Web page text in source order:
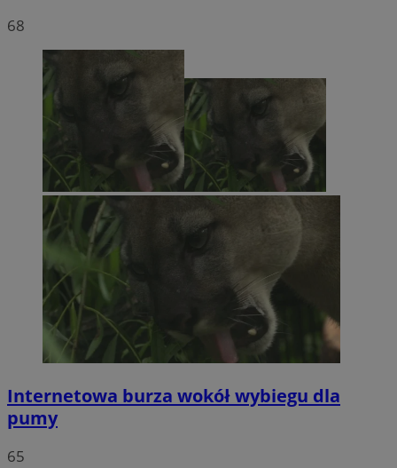
68
Internetowa burza wokół wybiegu dla
pumy
65